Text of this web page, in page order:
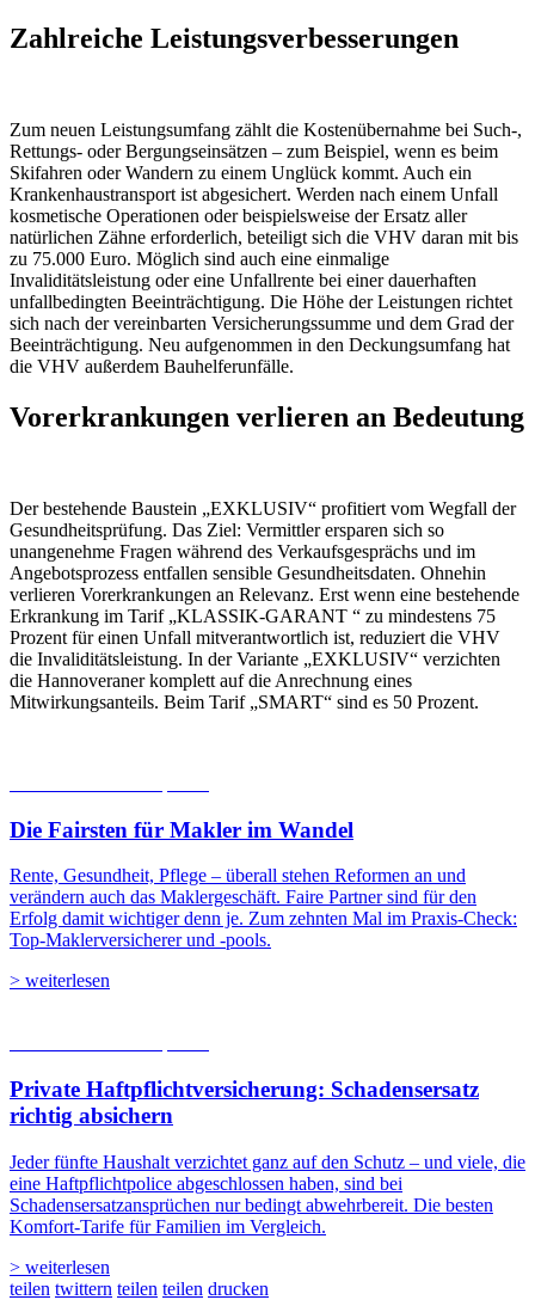
Zahlreiche Leistungsverbesserungen
Zum neuen Leistungsumfang zählt die Kostenübernahme bei Such-,
Rettungs- oder Bergungseinsätzen – zum Beispiel, wenn es beim
Skifahren oder Wandern zu einem Unglück kommt. Auch ein
Krankenhaustransport ist abgesichert. Werden nach einem Unfall
kosmetische Operationen oder beispielsweise der Ersatz aller
natürlichen Zähne erforderlich, beteiligt sich die VHV daran mit bis
zu 75.000 Euro. Möglich sind auch eine einmalige
Invaliditätsleistung oder eine Unfallrente bei einer dauerhaften
unfallbedingten Beeinträchtigung. Die Höhe der Leistungen richtet
sich nach der vereinbarten Versicherungssumme und dem Grad der
Beeinträchtigung. Neu aufgenommen in den Deckungsumfang hat
die VHV außerdem Bauhelferunfälle.
Vorerkrankungen verlieren an Bedeutung
Der bestehende Baustein „EXKLUSIV“ profitiert vom Wegfall der
Gesundheitsprüfung. Das Ziel: Vermittler ersparen sich so
unangenehme Fragen während des Verkaufsgesprächs und im
Angebotsprozess entfallen sensible Gesundheitsdaten. Ohnehin
verlieren Vorerkrankungen an Relevanz. Erst wenn eine bestehende
Erkrankung im Tarif „KLASSIK-GARANT “ zu mindestens 75
Prozent für einen Unfall mitverantwortlich ist, reduziert die VHV
die Invaliditätsleistung. In der Variante „EXKLUSIV“ verzichten
die Hannoveraner komplett auf die Anrechnung eines
Mitwirkungsanteils. Beim Tarif „SMART“ sind es 50 Prozent.
Die Fairsten für Makler im Wandel
Rente, Gesundheit, Pflege – überall stehen Reformen an und
verändern auch das Maklergeschäft. Faire Partner sind für den
Erfolg damit wichtiger denn je. Zum zehnten Mal im Praxis-Check:
Top-Maklerversicherer und -pools.
> weiterlesen
Private Haftpflicht­versicherung: Schadensersatz
richtig absichern
Jeder fünfte Haushalt verzichtet ganz auf den Schutz – und viele, die
eine Haftpflichtpolice abgeschlossen haben, sind bei
Schadensersatzansprüchen nur bedingt abwehrbereit. Die besten
Komfort-Tarife für Familien im Vergleich.
> weiterlesen
teilen twittern teilen teilen drucken